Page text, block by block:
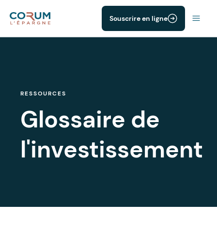
Souscrire en ligne
RESSOURCES
Glossaire de
l'investissement